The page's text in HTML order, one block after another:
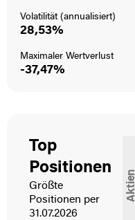
Volatilität (annualisiert)
28,53%
Maximaler Wertverlust
-37,47%
Top
Positionen
Größte
Positionen per
31.07.2026
Aktien